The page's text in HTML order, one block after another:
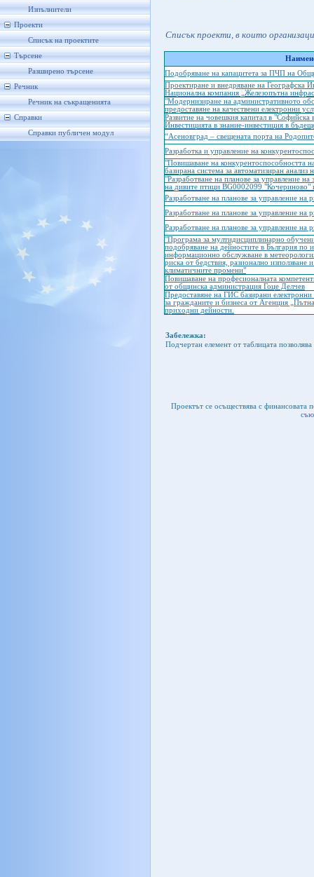
Изпълнители
Проекти
Списък на проектите
Търсене
Разширено търсене
Речник
Речник на съкращенията
Справки
Справки публичен модул
Списък проекти, в които
Подобряване на капацитета за ПЧП на
Проектиране и внедряване на
Национална компания „Железопътна
"Модернизиране на административното
предоставяне на качествени електронни
Развитие на човешкия капитал в
Инвестицията в знание-инвестиция в
“Асеновград – свещената порта на
Разработка и управление на
"Повишаване на конкурентоспособността
базирана система за автоматизиран анализ
"Разработване на планове за управление
на дивите птици BG0002099
Разработване на планове за управление на
Разработване на планове за управление на
Разработване на планове за управление на
"Програма за мултидисциплинарно
подобряване на дейностите в България по
информационно обслужване в
риска от бедствия, разионално използване
климатичните промени"
Повишаване на професионалната
от общинска администрация Гоце Делчев
Предоставяне на ГИС базирани
за гражданите и бизнеса от Агенция
приходни дейности.
Забележка:
Подчертан елемент от таблицата
Проектът се осъществява с финансовата